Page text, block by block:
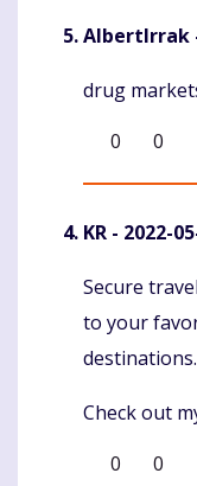
AlbertIrrak
Komentaras
drug
0
0
KR - 2022-
Komentaras
Secure
to your
destinations.
Check out
0
0